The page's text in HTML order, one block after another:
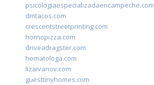
psicologiaespecializadaencampeche.com
dmtacos.com
crescentstreetprinting.com
hornopizza.com
driveadragster.com
hematologa.com
lizaivanov.com
guesttinyhomes.com